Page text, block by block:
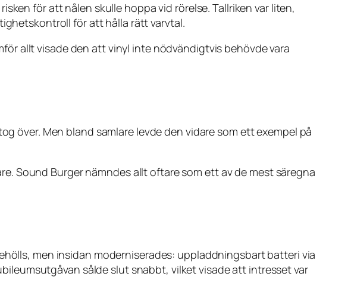
för att nålen skulle hoppa vid rörelse. Tallriken var liten,
för att hålla rätt varvtal.
allt visade den att vinyl inte nödvändigtvis behövde vara
över. Men bland samlare levde den vidare som ett exempel på
Sound Burger nämndes allt oftare som ett av de mest säregna
men insidan moderniserades: uppladdningsbart batteri via
sålde slut snabbt, vilket visade att intresset var